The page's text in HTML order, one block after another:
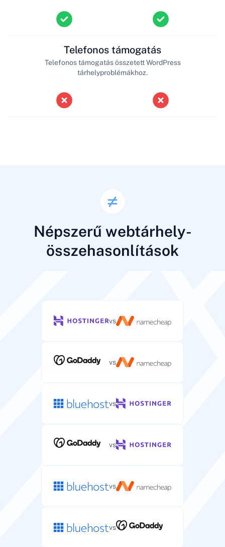
Telefonos támogatás
Telefonos támogatás összetett WordPress
tárhelyproblémákhoz.
Népszerű webtárhely-
összehasonlítások
vs
vs
vs
vs
vs
vs